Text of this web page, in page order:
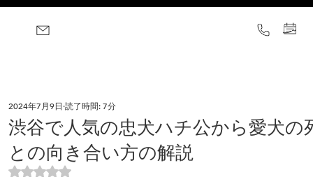
渋谷で人気の忠犬ハチ公から愛犬の
との向き合い方の解説
2024年7月9日 読了時間: 7分
5つ星のうちNaNと評価されています。